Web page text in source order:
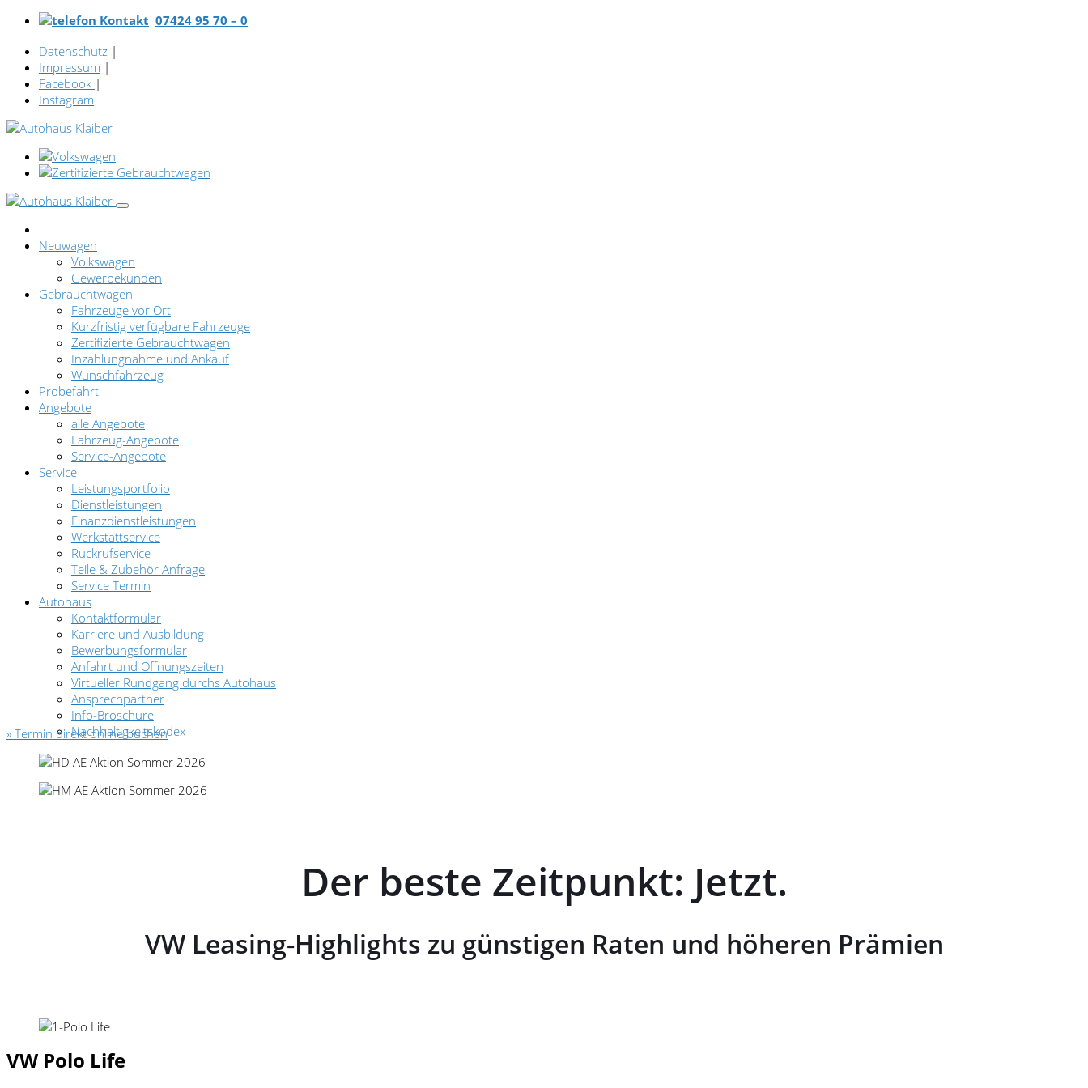
07424 95 70 – 0
Datenschutz |
Impressum |
Facebook |
Instagram
Neuwagen
Volkswagen
Gewerbekunden
Gebrauchtwagen
Fahrzeuge vor Ort
Kurzfristig verfügbare Fahrzeuge
Zertifizierte Gebrauchtwagen
Inzahlungnahme und Ankauf
Wunschfahrzeug
Probefahrt
Angebote
alle Angebote
Fahrzeug-Angebote
Service-Angebote
Service
Leistungsportfolio
Dienstleistungen
Finanzdienstleistungen
Werkstattservice
Rückrufservice
Teile & Zubehör Anfrage
Service Termin
Autohaus
Kontaktformular
Karriere und Ausbildung
Bewerbungsformular
Anfahrt und Öffnungszeiten
Virtueller Rundgang durchs Autohaus
Ansprechpartner
Info-Broschüre
Nachhaltigkeitskodex
» Termin direkt online buchen
Der beste Zeitpunkt: Jetzt.
VW Leasing-Highlights zu günstigen Raten und höheren Prämien
VW Polo Life